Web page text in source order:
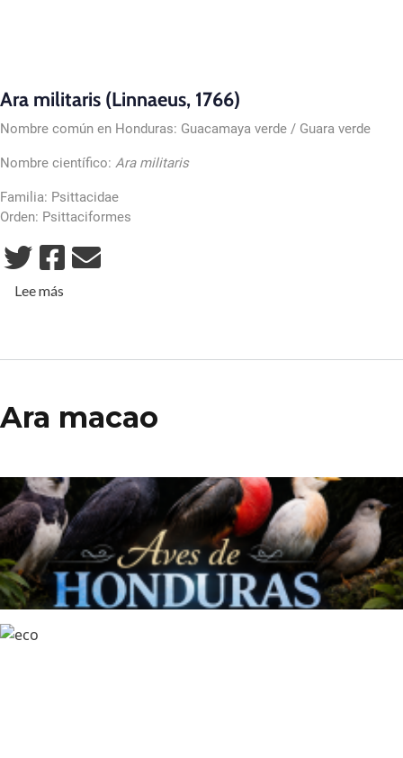
Ara militaris (Linnaeus, 1766)
Nombre común en Honduras: Guacamaya verde / Guara verde
Nombre científico: Ara militaris
Familia: Psittacidae
Orden: Psittaciformes
Lee más
Ara macao